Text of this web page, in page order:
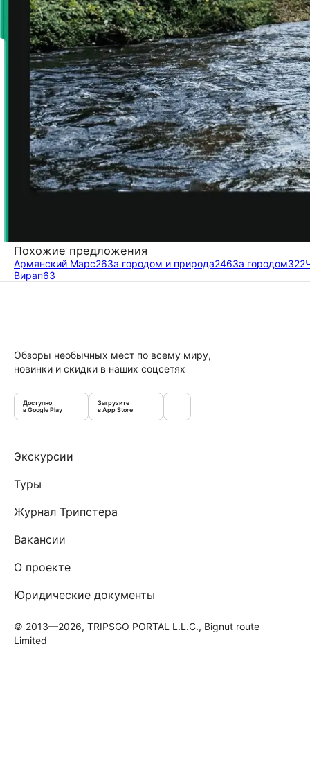
Похожие предложения
Армянский Марс26За городом и природа246За городом322
Вирап63
Обзоры необычных мест по всему миру,
новинки и скидки в наших соцсетях
Доступно
в Google Play
Загрузите
в App Store
Экскурсии
Туры
Журнал Трипстера
Вакансии
О проекте
Юридические документы
© 2013—2026, TRIPSGO PORTAL L.L.C., Bignut route
Limited